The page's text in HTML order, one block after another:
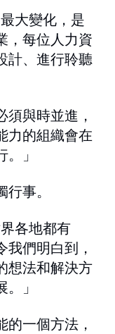
大變化，是
，每位人力資
計、進行聆聽
須與時並進，
力的組織會在
」
事。
各地都有
我們明白到，
想法和解決方
」
一個方法，